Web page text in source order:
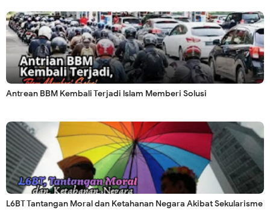
Antrean BBM Kembali Terjadi lslam Memberi Solusi
L6BT Tantangan Moral dan Ketahanan Negara Akibat Sekularisme